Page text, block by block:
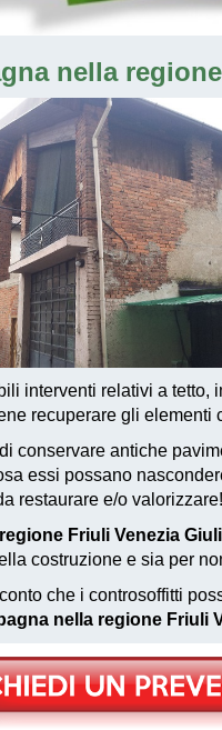
nella
interventi relativi a tetto,
recuperare gli elementi
conservare antiche
essi possano
restaurare e/o valorizzare!
Friuli Venezia
costruzione e sia per
che i controsoffitti
nella regione Friuli